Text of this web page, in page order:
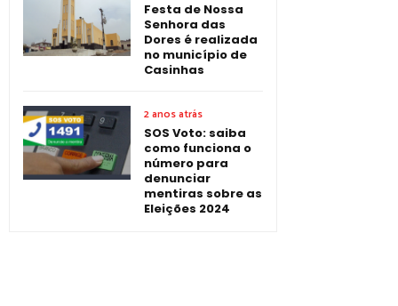
Festa de Nossa
Senhora das
Dores é realizada
no município de
Casinhas
2 anos atrás
SOS Voto: saiba
como funciona o
número para
denunciar
mentiras sobre as
Eleições 2024